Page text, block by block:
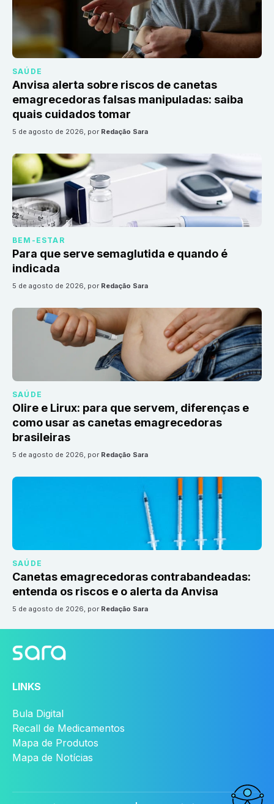
SAÚDE
Anvisa alerta sobre riscos de canetas
emagrecedoras falsas manipuladas: saiba
quais cuidados tomar
5 de agosto de 2026, por Redação Sara
BEM-ESTAR
Para que serve semaglutida e quando é
indicada
5 de agosto de 2026, por Redação Sara
SAÚDE
Olire e Lirux: para que servem, diferenças e
como usar as canetas emagrecedoras
brasileiras
5 de agosto de 2026, por Redação Sara
SAÚDE
Canetas emagrecedoras contrabandeadas:
entenda os riscos e o alerta da Anvisa
5 de agosto de 2026, por Redação Sara
LINKS
Bula Digital
Recall de Medicamentos
Mapa de Produtos
Mapa de Notícias